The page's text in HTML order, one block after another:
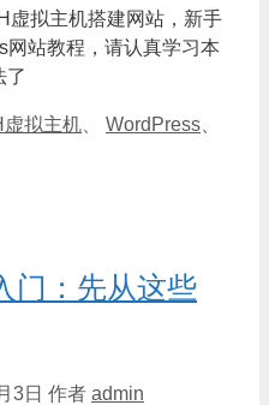
虚拟主机搭建网站，新手
网站教程，请认真学习本
了
虚拟主机 WordPress
门：先从这些
3日 作者 admin